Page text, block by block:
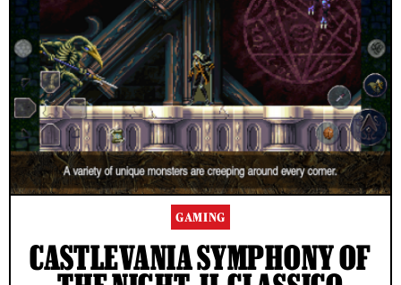
GAMING
CASTLEVANIA SYMPHONY OF